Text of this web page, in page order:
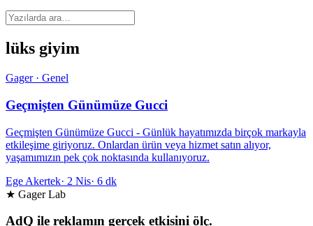
lüks giyim
Gager · Genel
Geçmişten Günümüze Gucci
Geçmişten Günümüze Gucci - Günlük hayatımızda birçok markayla
etkileşime giriyoruz. Onlardan ürün veya hizmet satın alıyor,
yaşamımızın pek çok noktasında kullanıyoruz.
Ege Akertek· 2 Nis· 6 dk
★ Gager Lab
AdQ ile reklamın gerçek etkisini ölç.